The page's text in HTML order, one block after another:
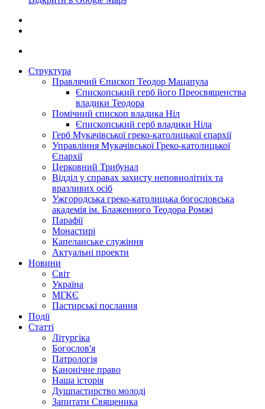
Структура
Правлячий Єпископ Теодор Мацапула
Єпископський герб його Преосвященства
владики Теодора
Помічний єпископ владика Ніл
Єпископський герб владики Ніла
Герб Мукачівської греко-католицької єпархії
Управління Мукачівської Греко-католицької
Єпархії
Церковний Трибунал
Відділ у справах захисту неповнолітніх та
вразливих осіб
Ужгородська греко-католицька богословська
академія ім. Блаженного Теодора Ромжі
Парафії
Монастирі
Капеланське служіння
Актуальні проекти
Новини
Світ
Україна
МГКЄ
Пастирські послання
Події
Статті
Літургіка
Богослов'я
Патрологія
Канонічне право
Наша історія
Душпастирство молоді
Запитати Священика